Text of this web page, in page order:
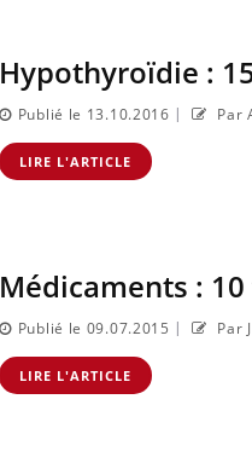
Hypothyroïdie :
Publié le 13.10.2016 | Par
LIRE L'ARTICLE
Médicaments :
Publié le 09.07.2015 | Par
LIRE L'ARTICLE